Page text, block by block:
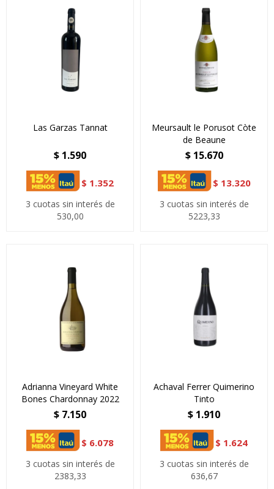
Las Garzas Tannat
$ 1.590
$ 1.352
3 cuotas sin interés de
530,00
Meursault le Porusot Còte
de Beaune
$ 15.670
$ 13.320
3 cuotas sin interés de
5223,33
Adrianna Vineyard White
Bones Chardonnay 2022
$ 7.150
$ 6.078
3 cuotas sin interés de
2383,33
Achaval Ferrer Quimerino
Tinto
$ 1.910
$ 1.624
3 cuotas sin interés de
636,67